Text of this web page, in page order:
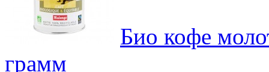
Био кофе
грамм